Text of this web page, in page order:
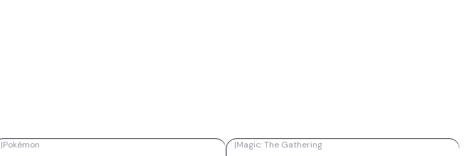
|Pokémon |Magic: The Gathering